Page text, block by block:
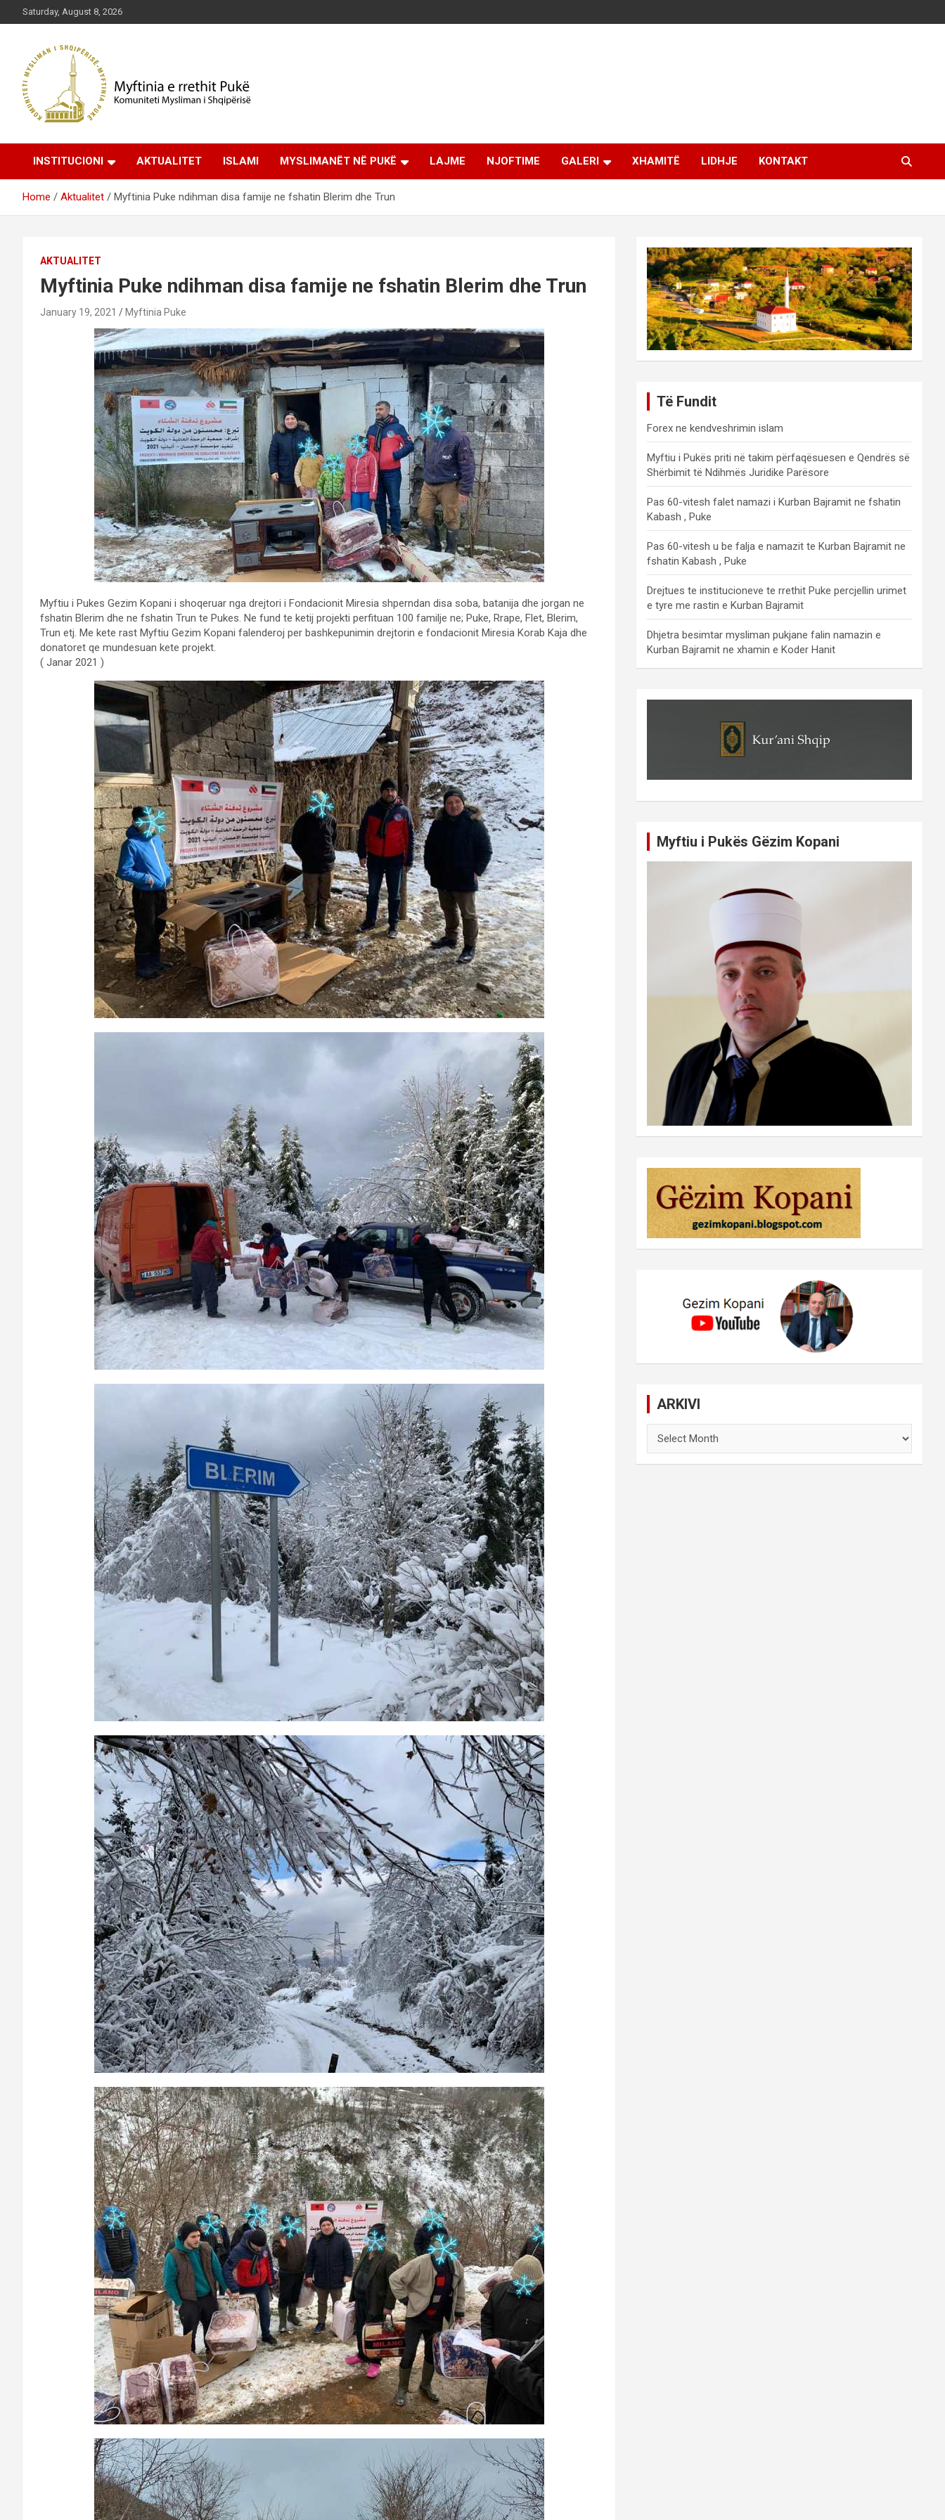
to
Saturday, August 8, 2026
Myftinia Pukë | Faqja
Zyrtare
INSTITUCIONI AKTUALITET ISLAMI MYSLIMANËT NË PUKË LAJME NJOFTIME GALERI XHAMITË LIDHJE KONTAKT
Home Aktualitet Myftinia Puke ndihman disa famije ne fshatin Blerim dhe Trun
AKTUALITET
Myftinia Puke ndihman disa famije ne fshatin Blerim dhe Trun
January 19, 2021 Myftinia Puke
Myftiu i Pukes Gezim Kopani i shoqeruar nga drejtori i Fondacionit Miresia shperndan disa soba, batanija dhe jorgan ne
fshatin Blerim dhe ne fshatin Trun te Pukes. Ne fund te ketij projekti perfituan 100 familje ne; Puke, Rrape, Flet, Blerim,
Trun etj. Me kete rast Myftiu Gezim Kopani falenderoj per bashkepunimin drejtorin e fondacionit Miresia Korab Kaja dhe
donatoret qe mundesuan kete projekt.
( Janar 2021 )
Të Fundit
Forex ne kendveshrimin islam
Myftiu i Pukës priti në takim përfaqësuesen e Qendrës së
Shërbimit të Ndihmës Juridike Parësore
Pas 60-vitesh falet namazi i Kurban Bajramit ne fshatin
Kabash , Puke
Pas 60-vitesh u be falja e namazit te Kurban Bajramit ne
fshatin Kabash , Puke
Drejtues te institucioneve te rrethit Puke percjellin urimet
e tyre me rastin e Kurban Bajramit
Dhjetra besimtar mysliman pukjane falin namazin e
Kurban Bajramit ne xhamin e Koder Hanit
Myftiu i Pukës Gëzim Kopani
ARKIVI